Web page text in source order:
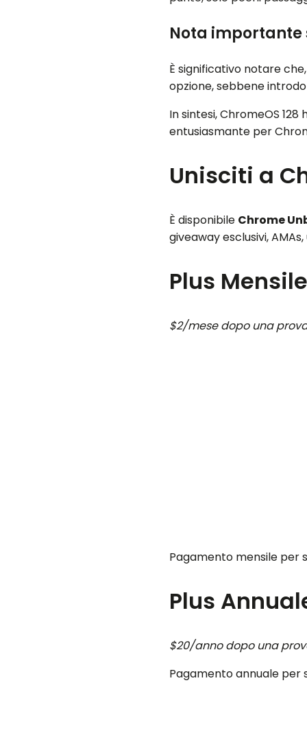
Nota
È significativo notare
opzione, sebbene
In sintesi, ChromeOS
entusiasmante per
Unisciti a
È disponibile Chrome
giveaway esclusivi,
Plus
$2/mese dopo una
Pagamento mensile per
Plus
$20/anno dopo una
Pagamento annuale